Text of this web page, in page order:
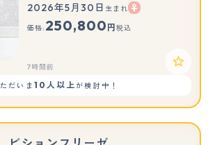
2026年5月30日 生まれ
価格: 250,800 円 税込
7時間前
ただいま 10人以上が検討中！